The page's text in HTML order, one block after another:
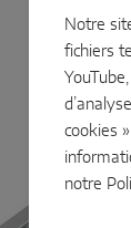
Notre
fichiers
cookies
notre